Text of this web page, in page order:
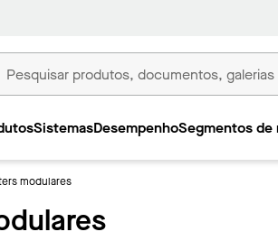
SistemasDesempenhoSegmentos de
modulares